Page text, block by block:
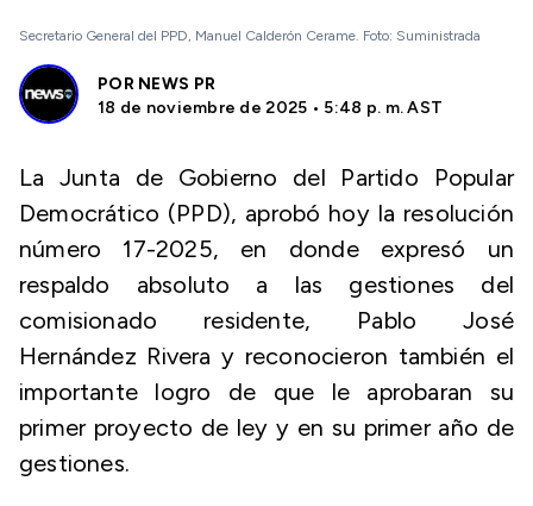
Secretario General del PPD, Manuel Calderón Cerame. Foto: Suministrada
POR NEWS PR
18 de noviembre de 2025 • 5:48 p. m. AST
La Junta de Gobierno del Partido Popular
Democrático (PPD), aprobó hoy la resolución
número 17-2025, en donde expresó un
respaldo absoluto a las gestiones del
comisionado residente, Pablo José
Hernández Rivera y reconocieron también el
importante logro de que le aprobaran su
primer proyecto de ley y en su primer año de
gestiones.